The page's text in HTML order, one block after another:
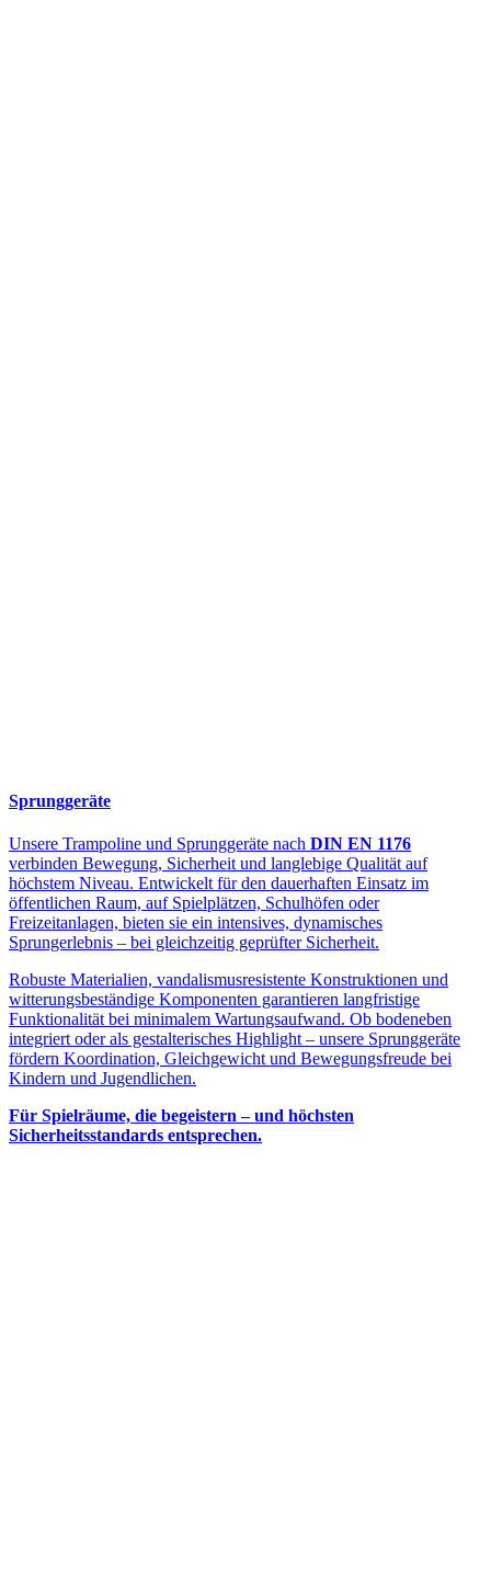
Sprunggeräte
Unsere Trampoline und Sprunggeräte nach DIN EN 1176
verbinden Bewegung, Sicherheit und langlebige Qualität auf
höchstem Niveau. Entwickelt für den dauerhaften Einsatz im
öffentlichen Raum, auf Spielplätzen, Schulhöfen oder
Freizeitanlagen, bieten sie ein intensives, dynamisches
Sprungerlebnis – bei gleichzeitig geprüfter Sicherheit.
Robuste Materialien, vandalismusresistente Konstruktionen und
witterungsbeständige Komponenten garantieren langfristige
Funktionalität bei minimalem Wartungsaufwand. Ob bodeneben
integriert oder als gestalterisches Highlight – unsere Sprunggeräte
fördern Koordination, Gleichgewicht und Bewegungsfreude bei
Kindern und Jugendlichen.
Für Spielräume, die begeistern – und höchsten
Sicherheitsstandards entsprechen.